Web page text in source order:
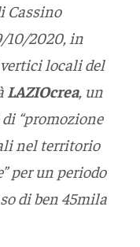
Cassino
10/2020, in
locali del
LAZIOcrea, un
“promozione
nel territorio
per un periodo
di ben 45mila